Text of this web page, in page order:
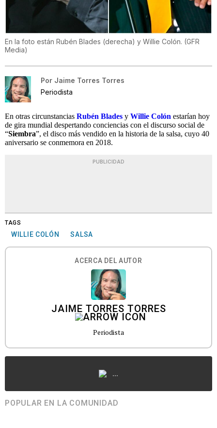
En la foto están Rubén Blades (derecha) y Willie Colón. (GFR
Media)
Por Jaime Torres Torres
Periodista
En otras circunstancias Rubén Blades y Willie Colón estarían hoy
de gira mundial despertando conciencias con el discurso social de
“Siembra”, el disco más vendido en la historia de la salsa, cuyo 40
aniversario se conmemora en 2018.
PUBLICIDAD
TAGS
WILLIE COLÓN SALSA
ACERCA DEL AUTOR
JAIME TORRES TORRES
Periodista
...
POPULAR EN LA COMUNIDAD